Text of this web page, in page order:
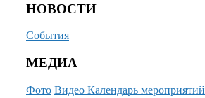
НОВОСТИ
События
МЕДИА
Фото Видео Календарь мероприятий